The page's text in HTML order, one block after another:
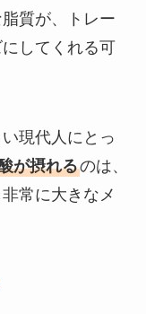
質が、トレー
してくれる可
現代人にとっ
が摂れるのは、
常に大きなメ